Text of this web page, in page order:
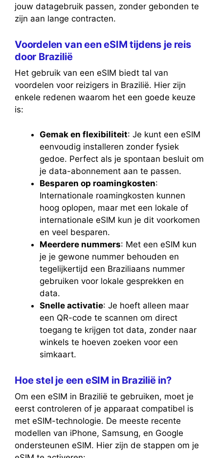
jouw datagebruik passen, zonder gebonden te
zijn aan lange contracten.
Voordelen van een eSIM tijdens je reis
door Brazilië
Het gebruik van een eSIM biedt tal van
voordelen voor reizigers in Brazilië. Hier zijn
enkele redenen waarom het een goede keuze
is:
Gemak en flexibiliteit: Je kunt een eSIM
eenvoudig installeren zonder fysiek
gedoe. Perfect als je spontaan besluit om
je data-abonnement aan te passen.
Besparen op roamingkosten:
Internationale roamingkosten kunnen
hoog oplopen, maar met een lokale of
internationale eSIM kun je dit voorkomen
en veel besparen.
Meerdere nummers: Met een eSIM kun
je je gewone nummer behouden en
tegelijkertijd een Braziliaans nummer
gebruiken voor lokale gesprekken en
data.
Snelle activatie: Je hoeft alleen maar
een QR-code te scannen om direct
toegang te krijgen tot data, zonder naar
winkels te hoeven zoeken voor een
simkaart.
Hoe stel je een eSIM in Brazilië in?
Om een eSIM in Brazilië te gebruiken, moet je
eerst controleren of je apparaat compatibel is
met eSIM-technologie. De meeste recente
modellen van iPhone, Samsung, en Google
ondersteunen eSIM. Hier zijn de stappen om je